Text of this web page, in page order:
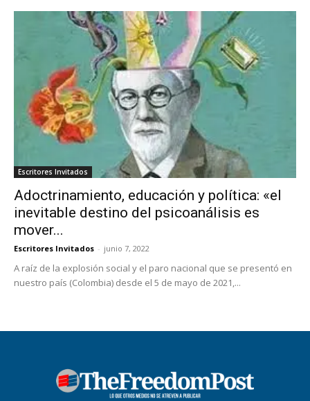
Escritores Invitados
Adoctrinamiento, educación y política: «el
inevitable destino del psicoanálisis es
mover...
Escritores Invitados - junio 7, 2022
A raíz de la explosión social y el paro nacional que se presentó en
nuestro país (Colombia) desde el 5 de mayo de 2021,...